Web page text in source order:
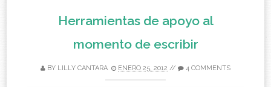
Herramientas de apoyo al
momento de escribir
BY LILLY CANTARA ENERO 25, 2012 // 4 COMMENTS